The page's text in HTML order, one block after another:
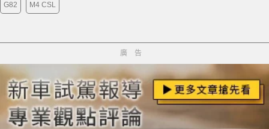
G82 M4 CSL
廣告